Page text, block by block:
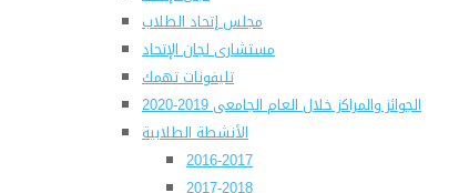
مجلس إتحاد الطلاب
مستشارى لجان الإتحاد
تليفونات تهمك
الجوائز والمراكز خلال العام الجامعى 2019-2020
الأنشطة الطلابية
2016-2017